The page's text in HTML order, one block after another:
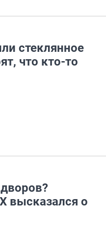
стеклянное
что кто-то
высказался о